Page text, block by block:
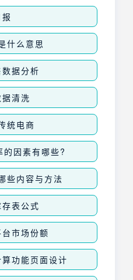
什么意思
据分析
清洗
统电商
的因素有哪些?
些内容与方法
表公式
市场份额
功能页面设计